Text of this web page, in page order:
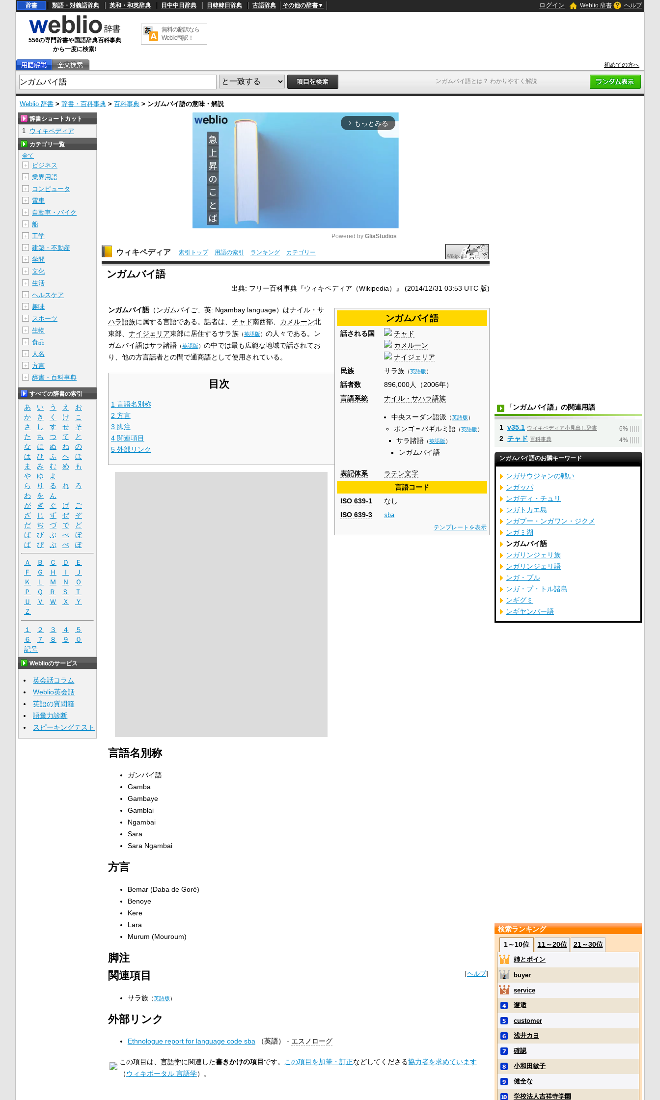
ンガムバイ語とは？ わかりやすく解説
辞書 類語・対義語辞典 英和・和英辞典 日中中日辞典 日韓韓日辞典 古語辞典 その他の辞書▼ ログイン Weblio 辞書 ヘルプ
556の専門辞書や国語辞典百科事典
から一度に検索!
無料の翻訳なら
Weblio翻訳！
初めての方へ
Weblio 辞書 > 辞書・百科事典 > 百科事典 > ンガムバイ語の意味・解説
arrow_forward_ios もっとみる
M
t
Powered by GliaStudios
ウィキペディア 索引トップ 用語の索引 ランキング カテゴリー
ンガムバイ語
出典: フリー百科事典『ウィキペディア（Wikipedia）』 (2014/12/31 03:53 UTC 版)
ンガムバイ語
話される国
チャド
カメルーン
ナイジェリア
民族
サラ族 （英語版）
話者数
896,000人（2006年）
言語系統
ナイル・サハラ語族
中央スーダン語派 （英語版）
ボンゴ＝バギルミ語 （英語版）
サラ諸語 （英語版）
ンガムバイ語
表記体系
ラテン文字
言語コード
ISO 639-1
なし
ISO 639-3
sba
テンプレートを表示
ンガムバイ語（ンガムバイご、 英: Ngambay language）はナイル・サ
ハラ語族に属する言語である。話者は、 チャド南西部、 カメルーン北
東部、 ナイジェリア東部に居住するサラ族（英語版） の人々である。ン
ガムバイ語はサラ諸語（英語版） の中では最も広範な地域で話されてお
り、他の方言話者との間で通商語として使用されている。
目次
1 言語名別称
2 方言
3 脚注
4 関連項目
5 外部リンク
言語名別称
ガンバイ語
Gamba
Gambaye
Gamblai
Ngambai
Sara
Sara Ngambai
方言
Bemar (Daba de Goré)
Benoye
Kere
Lara
Murum (Mouroum)
脚注
[ヘルプ]
関連項目
サラ族（英語版）
外部リンク
Ethnologue report for language code sba （英語） - エスノローグ
この項目は、 言語学に関連した書きかけの項目 です。 この項目を加筆・訂正などしてくださる協力者を求めています
（ウィキポータル 言語学）。
辞書ショートカット
1 ウィキペディア
カテゴリ一覧
全て
＋
ビジネス
＋ 業界用語
＋ コンピュータ
＋ 電車
＋ 自動車・バイク
＋ 船
＋ 工学
＋ 建築・不動産
＋ 学問
＋ 文化
＋ 生活
＋ ヘルスケア
＋ 趣味
＋ スポーツ
＋ 生物
＋ 食品
＋ 人名
＋ 方言
＋ 辞書・百科事典
すべての辞書の索引
あ い う え
お
か
き く け
こ
さ
し す せ
そ
た
ち つ て
と
な
に ぬ ね
の
は
ひ ふ へ
ほ
ま
み む め
も
や
ゆ
よ
ら
り る れ
ろ
わ
を
ん
が
ぎ ぐ げ
ご
ざ
じ ず ぜ
ぞ
だ
ぢ づ で
ど
ば
び ぶ べ
ぼ
ぱ
ぴ ぷ ぺ ぽ
Ａ Ｂ Ｃ Ｄ
Ｅ
Ｆ
Ｇ Ｈ Ｉ
Ｊ
Ｋ
Ｌ Ｍ Ｎ
Ｏ
Ｐ
Ｑ Ｒ Ｓ
Ｔ
Ｕ
Ｖ Ｗ Ｘ
Ｙ
Ｚ
１ ２ ３ ４
５
６
７ ８ ９
０
記号
Weblioのサービス
英会話コラム
Weblio英会話
英語の質問箱
語彙力診断
スピーキングテスト
「ンガムバイ語」の関連用語
1 v35.1 ウィキペディア小見出し辞書 6%
2 チャド 百科事典 4%
ンガムバイ語のお隣キーワード
ンガサウジャンの戦い
ンガッパ
ンガディ・チュリ
ンガトカエ島
ンガプー・ンガワン・ジクメ
ンガミ湖
ンガムバイ語
ンガリンジェリ族
ンガリンジェリ語
ンガ・プル
ンガ・プ・トル諸島
ンギグミ
ンギヤンバー語
検索ランキング
1～10位
11～20位 21～30位
姉とボイン
buyer
service
邂逅
customer
浅井カヨ
確認
小和田敏子
健全な
学校法人吉祥寺学園